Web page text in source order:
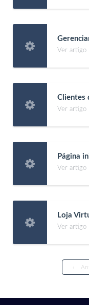
 Ver artigo

Clientes
Ver artigo

Página
Ver artigo

Loja
Ver artigo